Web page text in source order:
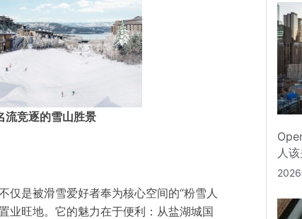
流竞逐的雪山胜景
是被滑雪爱好者奉为核心空间的“粉雪人
业旺地。它的魅力在于便利：从盐湖城国
人